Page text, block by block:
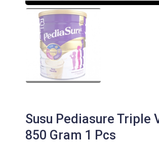
Susu Pediasure Triple
850 Gram 1 Pcs